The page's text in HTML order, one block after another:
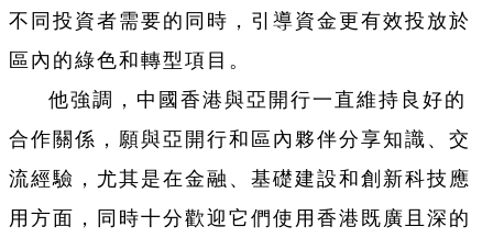
不同投資者需要的同時，引導資金更有效投放於
區內的綠色和轉型項目。
他強調，中國香港與亞開行一直維持良好的
合作關係，願與亞開行和區內夥伴分享知識、交
流經驗，尤其是在金融、基礎建設和創新科技應
用方面，同時十分歡迎它們使用香港既廣且深的